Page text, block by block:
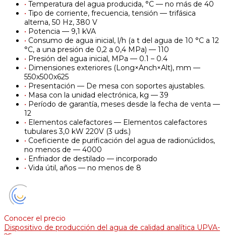
• Temperatura del agua producida, °С — no más de 40
• Tipo de corriente, frecuencia, tensión — trifásica
alterna, 50 Hz, 380 V
• Potencia — 9,1 kVA
• Consumo de agua inicial, l/h (a t del agua de 10 °C a 12
°C, a una presión de 0,2 a 0,4 MPa) — 110
• Presión del agua inicial, MPa — 0.1 – 0.4
• Dimensiones exteriores (Long×Anch×Alt), mm —
550х500х625
• Presentación — De mesa con soportes ajustables.
• Masa con la unidad electrónica, kg — 39
• Período de garantía, meses desde la fecha de venta —
12
• Elementos calefactores — Elementos calefactores
tubulares 3,0 kW 220V (3 uds.)
• Coeficiente de purificación del agua de radionúclidos,
no menos de — 4000
• Enfriador de destilado — incorporado
• Vida útil, años — no menos de 8
Conocer el precio
Dispositivo de producción del agua de calidad analítica UPVA-